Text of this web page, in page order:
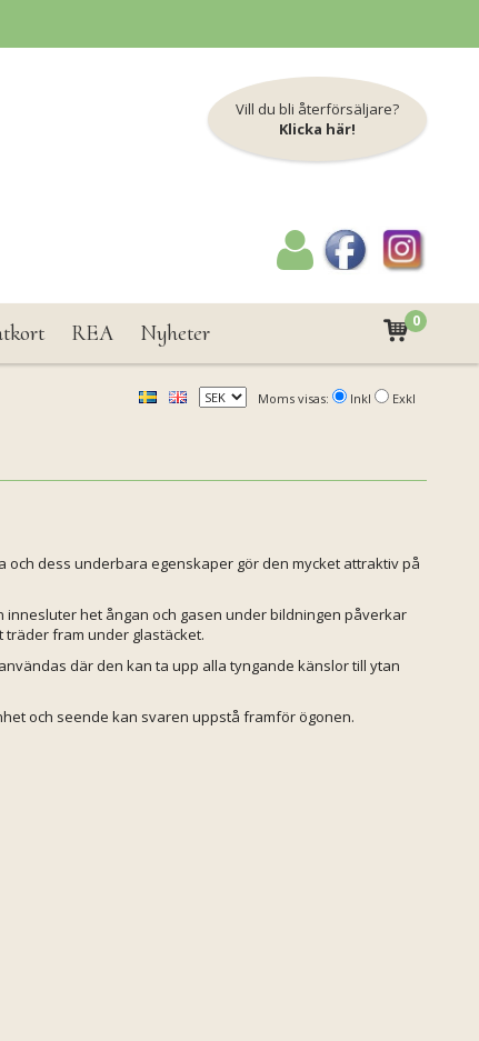
Vill du bli återförsäljare?
Klicka här!
REA Nyheter 0
Moms visas: Inkl Exkl
dess underbara egenskaper gör den mycket attraktiv på
het ångan och gasen under bildningen påverkar
fram under glastäcket.
där den kan ta upp alla tyngande känslor till ytan
och seende kan svaren uppstå framför ögonen.